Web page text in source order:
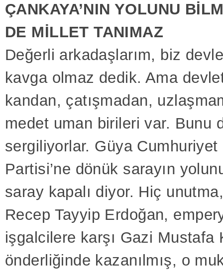
ÇANKAYA’NIN YOLUNU
DE MİLLET TANIMAZ
Değerli arkadaşlarım, biz
kavga olmaz dedik. Ama
kandan, çatışmadan,
medet uman birileri var. Bunu
sergiliyorlar. Güya Cumhuriyet
Partisi’ne dönük sarayın
saray kapalı diyor. Hiç
Recep Tayyip Erdoğan,
işgalcilere karşı Gazi Mustafa
önderliğinde kazanılmış, o